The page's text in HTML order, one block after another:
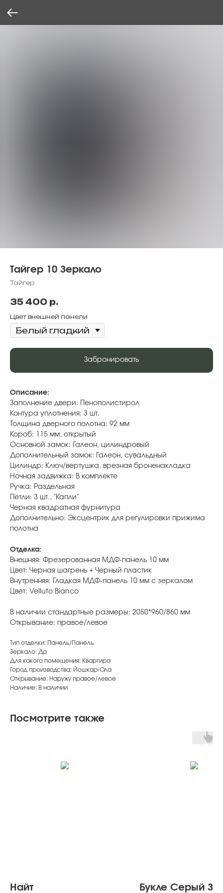
Тайгер 10 Зеркало
Тайгер
35 400 р.
Цвет внешней панели
Забронировать
Описание:
Заполнение двери: Пенополистирол
Контура уплотнения: 3 шт.
Толщина дверного полотна: 92 мм
Короб: 115 мм, открытый
Основной замок: Галеон, цилиндровый
Дополнительный замок: Галеон, сувальдный
Цилиндр: Ключ/вертушка, врезная броненакладка
Ночная задвижка: В комплекте
Ручка: Раздельная
Петли: 3 шт., "Капли"
Черная квадратная фурнитура
Дополнительно: Эксцентрик для регулировки прижима
полотна
Отделка:
Внешняя: Фрезерованная МДФ-панель 10 мм
Цвет: Черная шагрень + Черный пластик
Внутренняя: Гладкая МДФ-панель 10 мм с зеркалом
Цвет: Velluto Bianco
В наличии стандартные размеры: 2050*960/860 мм
Открывание: правое/левое
Тип отделки: Панель/Панель
Зеркало: Да
Для какого помещения: Квартира
Город производства: Йошкар-Ола
Открывание: Наружу правое/левое
Наличие: В наличии
Посмотрите также
Найт Букле Серый